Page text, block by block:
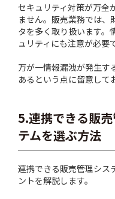
セキュリティ対策が万全
ません。販売業務では、
タを多く取り扱います。
ュリティにも注意が必要
万が一情報漏洩が発生す
あるという点に留意して
5.連携できる販
テムを選ぶ方法
連携できる販売管理シス
ントを解説します。